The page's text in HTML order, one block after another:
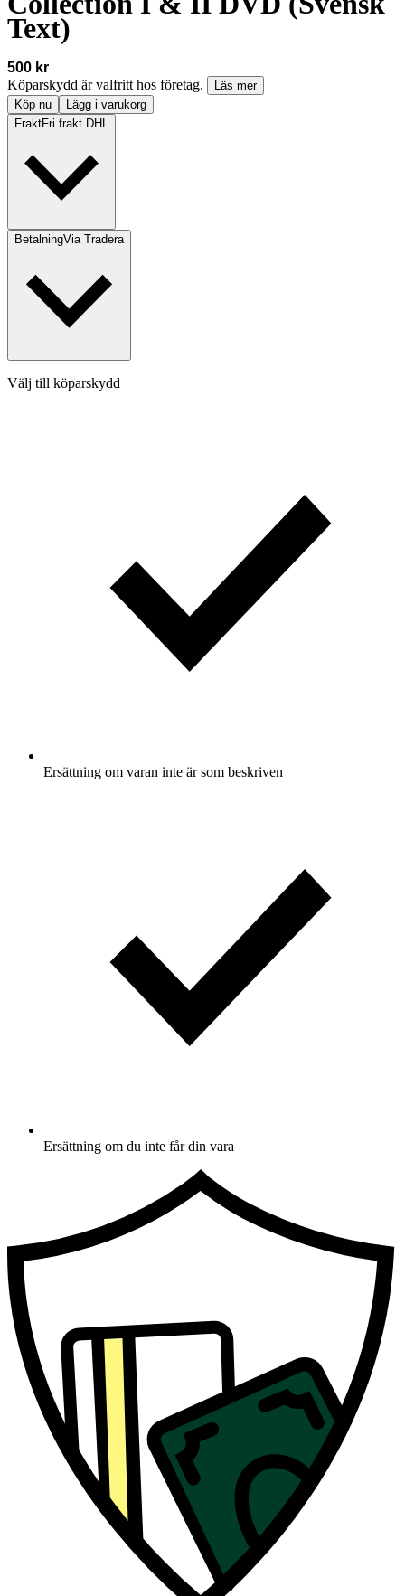
Text)
500 kr
Köparskydd är valfritt hos företag.
Läs mer
Köp nu
Lägg i varukorg
FraktFri frakt DHL
BetalningVia Tradera
Välj till köparskydd
Ersättning om varan inte är som beskriven
Ersättning om du inte får din vara